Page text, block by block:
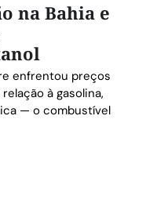
na Bahia e
enfrentou preços
à gasolina,
— o combustível